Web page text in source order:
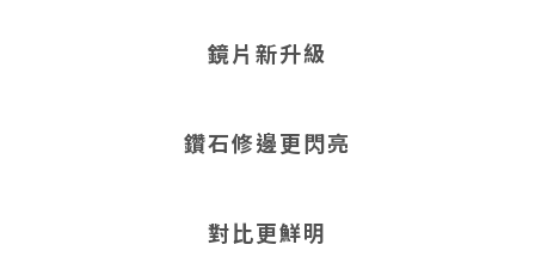
鏡片新升級
鑽石修邊更閃亮
對比更鮮明